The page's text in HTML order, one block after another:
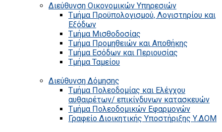
Διεύθυνση Οικονομικών Υπηρεσιών
Τμήμα Προϋπολογισμού, Λογιστηρίου και
Εξόδων
Τμήμα Μισθοδοσίας
Τμήμα Προμηθειών και Αποθήκης
Τμήμα Εσόδων και Περιουσίας
Τμήμα Ταμείου
Διεύθυνση Δόμησης
Τμήμα Πολεοδομίας και Ελέγχου
αυθαιρέτων/ επικίνδυνων κατασκευών
Τμήμα Πολεοδομικών Εφαρμογών
Γραφείο Διοικητικής Υποστήριξης Υ.ΔΟΜ